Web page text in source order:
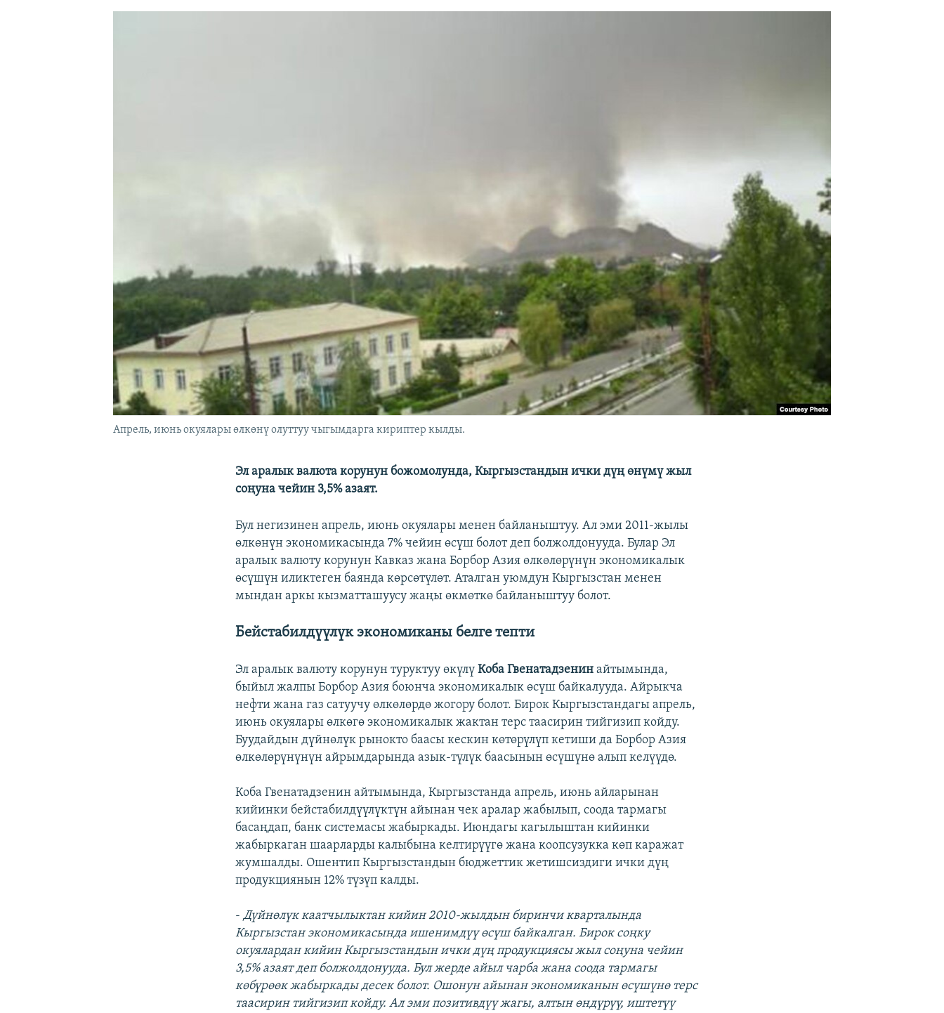
Апрель, июнь окуялары өлкөнү олуттуу чыгымдарга кириптер кылды.
Эл аралык валюта корунун божомолунда, Кыргызстандын ички дүң өнүмү жыл
соңуна чейин 3,5% азаят.
Бул негизинен апрель, июнь окуялары менен байланыштуу. Ал эми 2011-жылы
өлкөнүн экономикасында 7% чейин өсүш болот деп болжолдонууда. Булар Эл
аралык валюту корунун Кавказ жана Борбор Азия өлкөлөрүнүн экономикалык
өсүшүн иликтеген баянда көрсөтүлөт. Аталган уюмдун Кыргызстан менен
мындан аркы кызматташуусу жаңы өкмөткө байланыштуу болот.
Бейстабилдүүлүк экономиканы белге тепти
Эл аралык валюту корунун туруктуу өкүлүКоба Гвенатадзенинайтымында,
быйыл жалпы Борбор Азия боюнча экономикалык өсүш байкалууда. Айрыкча
нефти жана газ сатуучу өлкөлөрдө жогору болот. Бирок Кыргызстандагы апрель,
июнь окуялары өлкөгө экономикалык жактан терс таасирин тийгизип койду.
Буудайдын дүйнөлүк рынокто баасы кескин көтөрүлүп кетиши да Борбор Азия
өлкөлөрүнүнүн айрымдарында азык-түлүк баасынын өсүшүнө алып келүүдө.
Коба Гвенатадзенин айтымында, Кыргызстанда апрель, июнь айларынан
кийинки бейстабилдүүлүктүн айынан чек аралар жабылып, соода тармагы
басаңдап, банк системасы жабыркады. Июндагы кагылыштан кийинки
жабыркаган шаарларды калыбына келтирүүгө жана коопсузукка көп каражат
жумшалды. Ошентип Кыргызстандын бюджеттик жетишсиздиги ички дүң
продукциянын 12% түзүп калды.
- Дүйнөлүк каатчылыктан кийин 2010-жылдын биринчи кварталында
Кыргызстан экономикасында ишенимдүү өсүш байкалган. Бирок соңку
окуялардан кийин Кыргызстандын ички дүң продукциясы жыл соңуна чейин
3,5% азаят деп болжолдонууда. Бул жерде айыл чарба жана соода тармагы
көбүрөөк жабыркады десек болот. Ошонун айынан экономиканын өсүшүнө терс
таасирин тийгизип койду. Ал эми позитивдүү жагы, алтын өндүрүү, иштетүү